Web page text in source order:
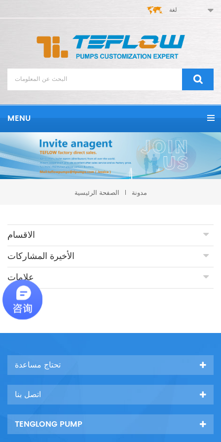
لغة
MENU
الصفحة الرئيسية مدونة
الاقسام
الأخيرة المشاركات
علامات
تحتاج مساعدة
اتصل بنا
TENGLONG PUMP